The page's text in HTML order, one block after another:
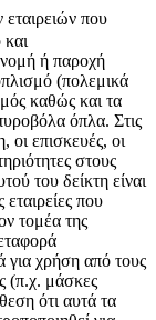
που
ή παροχή
(πολεμικά
καθώς και τα
όπλα. Στις
οι επισκευές, οι
στους
του δείκτη είναι
που
τομέα της
χρήση από τους
(π.χ. μάσκες
ότι αυτά τα